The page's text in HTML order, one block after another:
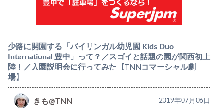
少路に開園する「バイリンガル幼児園 Kids Duo
International 豊中」って？／スゴイと話題の園が関西初上
陸！／入園説明会に行ってみた【TNNコマーシャル劇
場】
きも@TNN 2019年07月06日